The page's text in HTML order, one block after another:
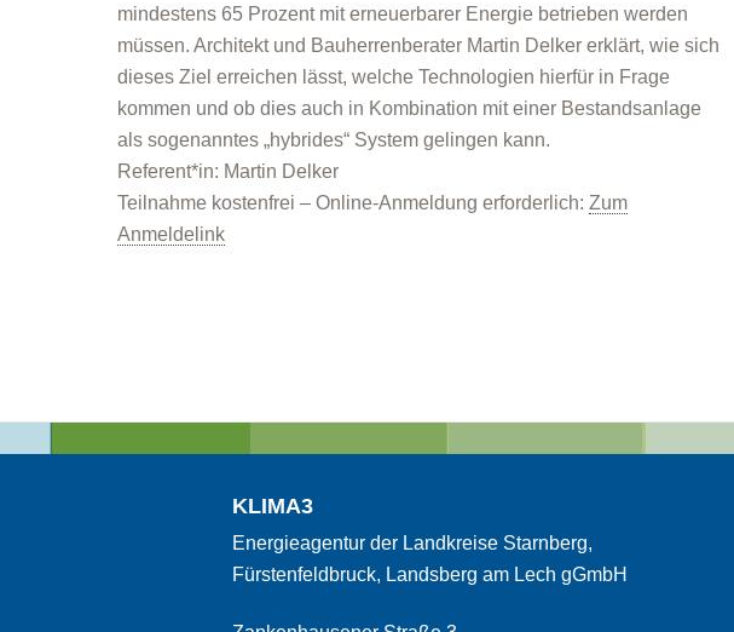
mindestens 65 Prozent mit erneuerbarer Energie betrieben werden
müssen. Architekt und Bauherrenberater Martin Delker erklärt, wie sich
dieses Ziel erreichen lässt, welche Technologien hierfür in Frage
kommen und ob dies auch in Kombination mit einer Bestandsanlage
als sogenanntes „hybrides“ System gelingen kann.
Referent*in: Martin Delker
Teilnahme kostenfrei – Online-Anmeldung erforderlich:Zum
Anmeldelink
KLIMA3
Energieagentur der Landkreise Starnberg,
Fürstenfeldbruck, Landsberg am Lech gGmbH